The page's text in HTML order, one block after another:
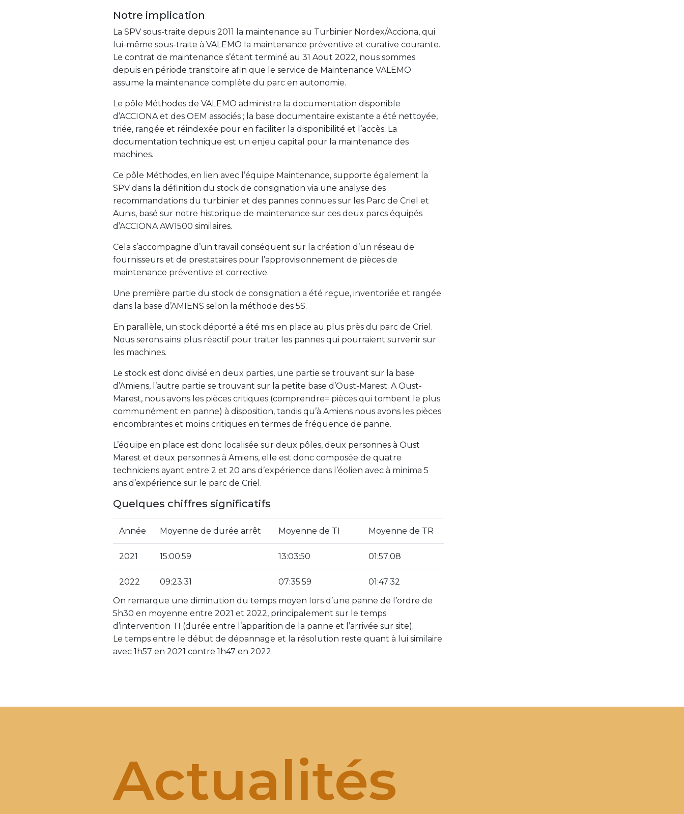
Notre implication
La SPV sous-traite depuis 2011 la maintenance au Turbinier Nordex/Acciona, qui
lui-même sous-traite à VALEMO la maintenance préventive et curative courante.
Le contrat de maintenance s’étant terminé au 31 Aout 2022, nous sommes
depuis en période transitoire afin que le service de Maintenance VALEMO
assume la maintenance complète du parc en autonomie.
Le pôle Méthodes de VALEMO administre la documentation disponible
d’ACCIONA et des OEM associés ; la base documentaire existante a été nettoyée,
triée, rangée et réindexée pour en faciliter la disponibilité et l’accès. La
documentation technique est un enjeu capital pour la maintenance des
machines.
Ce pôle Méthodes, en lien avec l’équipe Maintenance, supporte également la
SPV dans la définition du stock de consignation via une analyse des
recommandations du turbinier et des pannes connues sur les Parc de Criel et
Aunis, basé sur notre historique de maintenance sur ces deux parcs équipés
d’ACCIONA AW1500 similaires.
Cela s’accompagne d’un travail conséquent sur la création d’un réseau de
fournisseurs et de prestataires pour l’approvisionnement de pièces de
maintenance préventive et corrective.
Une première partie du stock de consignation a été reçue, inventoriée et rangée
dans la base d’AMIENS selon la méthode des 5S.
En parallèle, un stock déporté a été mis en place au plus près du parc de Criel.
Nous serons ainsi plus réactif pour traiter les pannes qui pourraient survenir sur
les machines.
Le stock est donc divisé en deux parties, une partie se trouvant sur la base
d’Amiens, l’autre partie se trouvant sur la petite base d’Oust-Marest. A Oust-
Marest, nous avons les pièces critiques (comprendre= pièces qui tombent le plus
communément en panne) à disposition, tandis qu’à Amiens nous avons les pièces
encombrantes et moins critiques en termes de fréquence de panne.
L’équipe en place est donc localisée sur deux pôles, deux personnes à Oust
Marest et deux personnes à Amiens, elle est donc composée de quatre
techniciens ayant entre 2 et 20 ans d’expérience dans l’éolien avec à minima 5
ans d’expérience sur le parc de Criel.
Quelques chiffres significatifs
Année Moyenne de durée arrêt Moyenne de TI Moyenne de TR
2021 15:00:59 13:03:50 01:57:08
2022 09:23:31 07:35:59
01:47:32
On remarque une diminution du temps moyen lors d’une panne de l’ordre de
5h30 en moyenne entre 2021 et 2022, principalement sur le temps
d’intervention TI (durée entre l’apparition de la panne et l’arrivée sur site).
Le temps entre le début de dépannage et la résolution reste quant à lui similaire
avec 1h57 en 2021 contre 1h47 en 2022.
Actualités